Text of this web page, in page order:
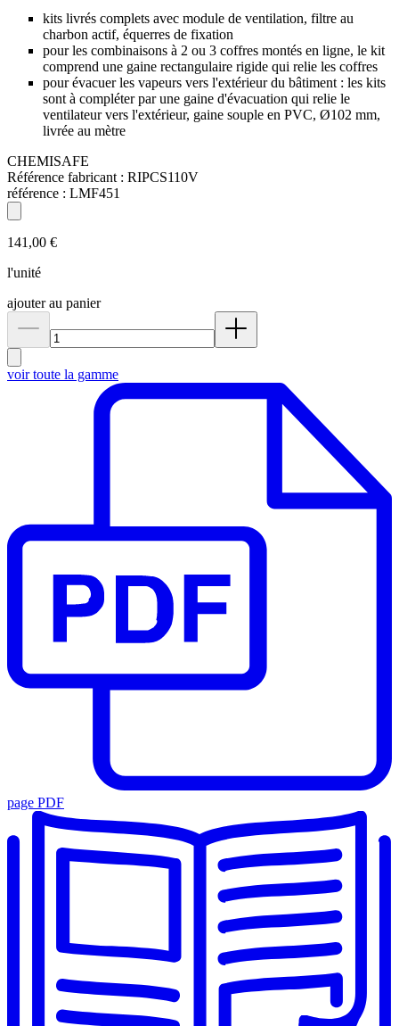
kits livrés complets avec module de ventilation, filtre au
charbon actif, équerres de fixation
pour les combinaisons à 2 ou 3 coffres montés en ligne, le kit
comprend une gaine rectangulaire rigide qui relie les coffres
pour évacuer les vapeurs vers l'extérieur du bâtiment : les kits
sont à compléter par une gaine d'évacuation qui relie le
ventilateur vers l'extérieur, gaine souple en PVC, Ø102 mm,
livrée au mètre
CHEMISAFE
Référence fabricant : RIPCS110V
référence : LMF451
141,00 €
l'unité
ajouter au panier
voir toute la gamme
page PDF